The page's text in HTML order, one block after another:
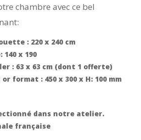
chambre avec ce bel
: 220 x 240 cm
140 x 190
: 63 x 63 cm (dont 1 offerte)
format : 450 x 300 x H: 100 mm
dans notre atelier.
française